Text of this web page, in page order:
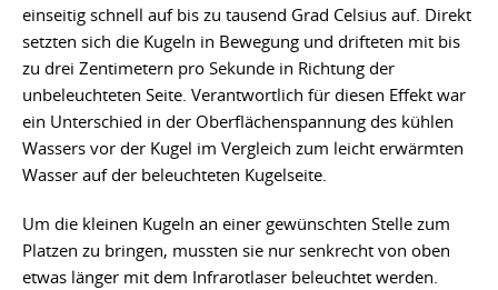
einseitig schnell auf bis zu tausend Grad Celsius auf. Direkt
setzten sich die Kugeln in Bewegung und drifteten mit bis
zu drei Zentimetern pro Sekunde in Richtung der
unbeleuchteten Seite. Verantwortlich für diesen Effekt war
ein Unterschied in der Oberflächenspannung des kühlen
Wassers vor der Kugel im Vergleich zum leicht erwärmten
Wasser auf der beleuchteten Kugelseite.
Um die kleinen Kugeln an einer gewünschten Stelle zum
Platzen zu bringen, mussten sie nur senkrecht von oben
etwas länger mit dem Infrarotlaser beleuchtet werden.